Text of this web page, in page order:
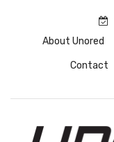
About Unored
Contact